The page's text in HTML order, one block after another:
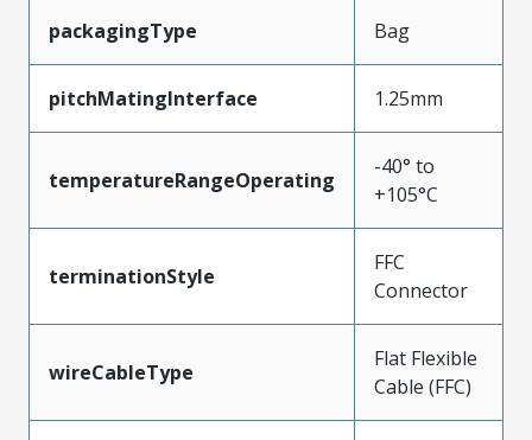
packagingType Bag
pitchMatingInterface 1.25mm
temperatureRangeOperating
-40° to
+105°C
terminationStyle
FFC
Connector
wireCableType
Flat Flexible
Cable (FFC)